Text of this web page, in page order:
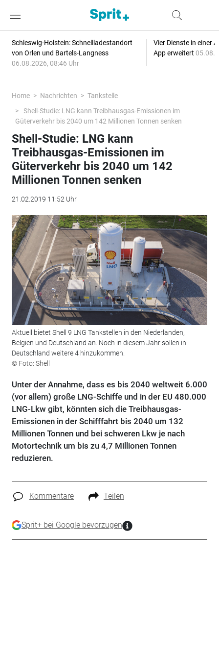
Schleswig-Holstein: Schnellladestandort
von Orlen und Bartels-Langness
06.08.2026, 08:46 Uhr
Vier Dienste in einer
App erweitert
Home Nachrichten
Tankstelle
Shell-Studie: LNG kann Treibhausgas-Emissionen im
Güterverkehr bis 2040 um 142 Millionen Tonnen senken
Shell-Studie: LNG kann
Treibhausgas-Emissionen im
Güterverkehr bis 2040 um 142
Millionen Tonnen senken
21.02.2019 11:52 Uhr
Aktuell bietet Shell 9 LNG Tankstellen in den Niederlanden,
Belgien und Deutschland an. Noch in diesem Jahr sollen in
Deutschland weitere 4 hinzukommen.
© Foto: Shell
Unter der Annahme, dass es bis 2040 weltweit 6.000
(vor allem) große LNG-Schiffe und in der EU 480.000
LNG-Lkw gibt, könnten sich die Treibhausgas-
Emissionen in der Schifffahrt bis 2040 um 132
Millionen Tonnen und bei schweren Lkw je nach
Motortechnik um bis zu 4,7 Millionen Tonnen
reduzieren.
Kommentare Teilen
Sprit+ bei Google bevorzugen